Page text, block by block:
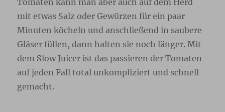
Tomaten kann man aber auch auf dem Herd
mit etwas Salz oder Gewürzen für ein paar
Minuten köcheln und anschließend in saubere
Gläser füllen, dann halten sie noch länger. Mit
dem Slow Juicer ist das passieren der Tomaten
auf jeden Fall total unkompliziert und schnell
gemacht.